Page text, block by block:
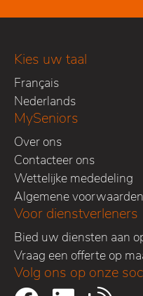
Kies uw taal
Français
Nederlands
MySeniors
Over ons
Contacteer ons
Wettelijke mededeling
Algemene voorwaarden
Voor dienstverleners
Bied uw diensten aan
Vraag een offerte op
Volg ons op onze